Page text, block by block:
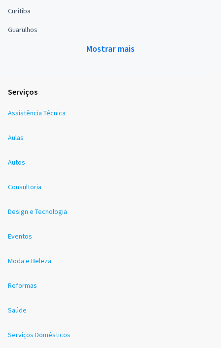
Curitiba
Guarulhos
Mostrar mais
Serviços
Assistência Técnica
Aulas
Autos
Consultoria
Design e Tecnologia
Eventos
Moda e Beleza
Reformas
Saúde
Serviços Domésticos